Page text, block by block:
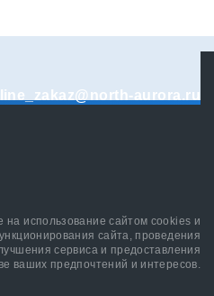
aurora.ru
на использование сайтом cookies и
сайта, проведения
сервиса и предоставления
ваших предпочтений и интересов.